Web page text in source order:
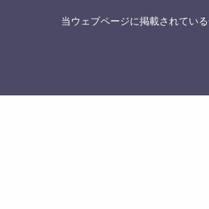
当ウェブページに掲載されてい